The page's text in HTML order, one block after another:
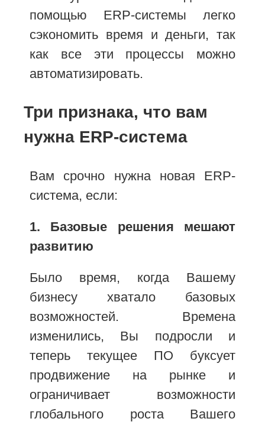
помощью ERP-системы легко
сэкономить время и деньги, так
как все эти процессы можно
автоматизировать.
Три признака, что вам
нужна ERP-система
Вам срочно нужна новая ERP-
система, если:
1. Базовые решения мешают
развитию
Было время, когда Вашему
бизнесу хватало базовых
возможностей. Времена
изменились, Вы подросли и
теперь текущее ПО буксует
продвижение на рынке и
ограничивает возможности
глобального роста Вашего